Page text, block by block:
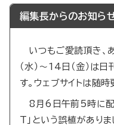
編集長からのお知ら
いつもご愛読頂き、
（水）～14日（金）は
す。ウェブサイトは随時
8月6日午前5時に配
T」という誤植があり